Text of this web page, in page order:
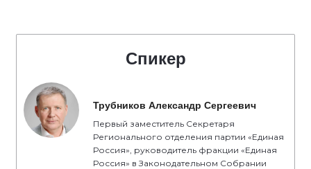
Спикер
Трубников Александр Сергеевич
Первый заместитель Секретаря
Регионального отделения партии «Единая
Россия», руководитель фракции «Единая
Россия» в Законодательном Собрании